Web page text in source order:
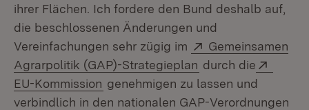
ihrer Flächen. Ich fordere den Bund deshalb auf,
die beschlossenen Änderungen und
Vereinfachungen sehr zügig im
Extern:
Gemeinsamen
Agrarpolitik (GAP)-Strategieplan (Öffnet in neuem
durch die
EU-Kommission (Öffnet in neuem Fenster)
genehmigen zu lassen und
verbindlich in den nationalen GAP-Verordnungen